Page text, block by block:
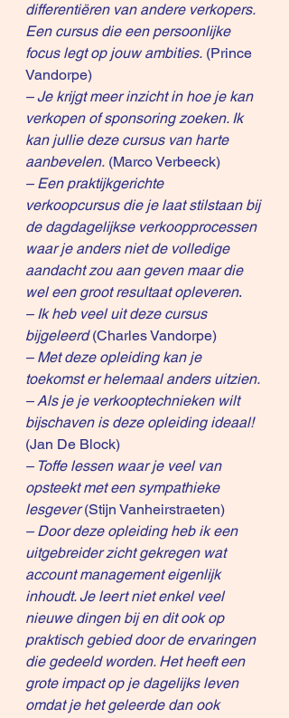
differentiëren van andere verkopers.
Een cursus die een persoonlijke
focus legt op jouw ambities. (Prince
Vandorpe)
– Je krijgt meer inzicht in hoe je kan
verkopen of sponsoring zoeken. Ik
kan jullie deze cursus van harte
aanbevelen. (Marco Verbeeck)
– Een praktijkgerichte
verkoopcursus die je laat stilstaan bij
de dagdagelijkse verkoopprocessen
waar je anders niet de volledige
aandacht zou aan geven maar die
wel een groot resultaat opleveren.
– Ik heb veel uit deze cursus
bijgeleerd (Charles Vandorpe)
– Met deze opleiding kan je
toekomst er helemaal anders uitzien.
– Als je je verkooptechnieken wilt
bijschaven is deze opleiding ideaal!
(Jan De Block)
– Toffe lessen waar je veel van
opsteekt met een sympathieke
lesgever (Stijn Vanheirstraeten)
– Door deze opleiding heb ik een
uitgebreider zicht gekregen wat
account management eigenlijk
inhoudt. Je leert niet enkel veel
nieuwe dingen bij en dit ook op
praktisch gebied door de ervaringen
die gedeeld worden. Het heeft een
grote impact op je dagelijks leven
omdat je het geleerde dan ook